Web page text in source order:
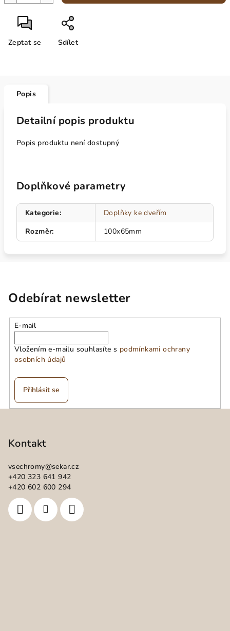
Zeptat se Sdílet
Popis
Detailní popis produktu
Popis produktu není dostupný
Doplňkové parametry
Kategorie:
Doplňky ke dveřím
Rozměr: 100x65mm
Odebírat newsletter
E-mail
Vložením e-mailu souhlasíte s podmínkami ochrany
osobních údajů
Přihlásit se
Kontakt
vsechromy@sekar.cz
+420 323 641 942
+420 602 600 294